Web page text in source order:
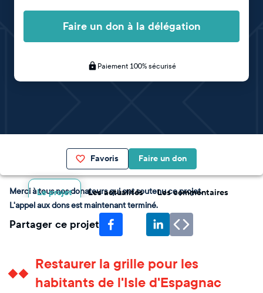
Faire un don à la délégation
Paiement 100% sécurisé
Favoris Faire un don
Le projet Les actualités Les commentaires
Merci à tous nos donateurs qui ont soutenu ce projet.
L'appel aux dons est maintenant terminé.
Partager ce projet
Restaurer la grille pour les
habitants de l'Isle d'Espagnac